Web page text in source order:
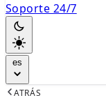
Soporte 24/7
es
ATRÁS